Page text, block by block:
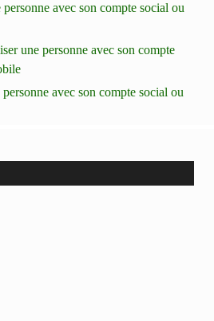
avec son compte social ou
une personne avec son compte
avec son compte social ou